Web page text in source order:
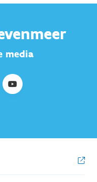
media